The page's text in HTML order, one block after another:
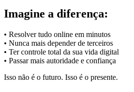
Imagine a diferença:
• Resolver tudo online em minutos
• Nunca mais depender de terceiros
• Ter controle total da sua vida digital
• Passar mais autoridade e confiança
Isso não é o futuro. Isso é o presente.